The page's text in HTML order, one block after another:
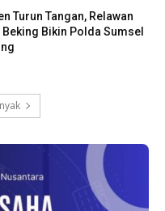
Turun Tangan, Relawan
Beking Bikin Polda Sumsel